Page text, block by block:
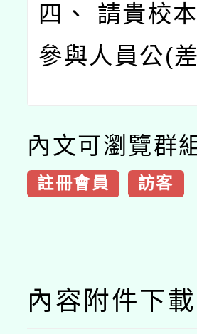
四、 請貴校
參與人員公(
內文可瀏覽群
註冊會員 訪客
內容附件下載